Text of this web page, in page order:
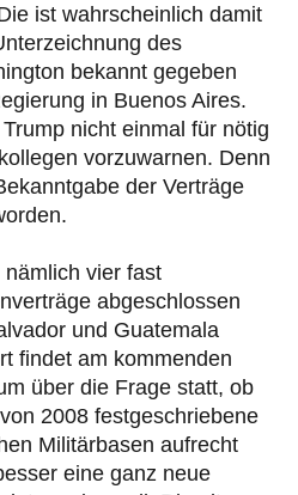
ist wahrscheinlich damit
des
bekannt gegeben
in Buenos Aires.
nicht einmal für nötig
vorzuwarnen. Denn
der Verträge
vier fast
abgeschlossen
und Guatemala
findet am kommenden
über die Frage statt, ob
2008 festgeschriebene
Militärbasen aufrecht
eine ganz neue